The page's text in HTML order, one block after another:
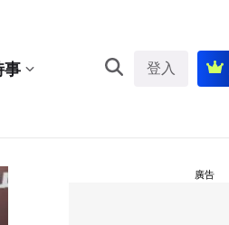
事 登入
廣告